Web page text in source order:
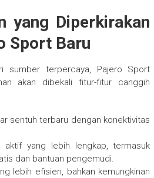
yang Diperkirakan
Sport Baru
sumber terpercaya, Pajero Sport
akan dibekali fitur-fitur canggih
sentuh terbaru dengan konektivitas
aktif yang lebih lengkap, termasuk
dan bantuan pengemudi.
lebih efisien, bahkan kemungkinan